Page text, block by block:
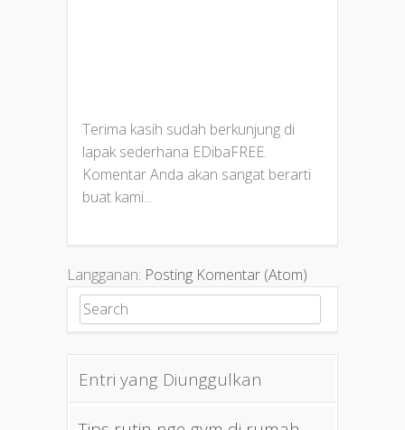
Terima kasih sudah berkunjung di
lapak sederhana EDibaFREE.
Komentar Anda akan sangat berarti
buat kami...
Langganan: Posting Komentar (Atom)
Search for:
Entri yang Diunggulkan